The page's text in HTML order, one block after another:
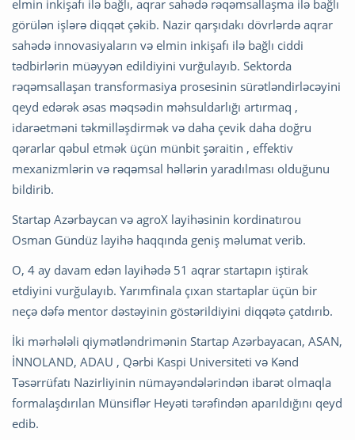
elmin inkişafı ilə bağlı, aqrar sahədə rəqəmsallaşma ilə bağlı
görülən işlərə diqqət çəkib. Nazir qarşıdakı dövrlərdə aqrar
sahədə innovasiyaların və elmin inkişafı ilə bağlı ciddi
tədbirlərin müəyyən edildiyini vurğulayıb. Sektorda
rəqəmsallaşan transformasiya prosesinin sürətləndirləcəyini
qeyd edərək əsas məqsədin məhsuldarlığı artırmaq ,
idarəetməni təkmilləşdirmək və daha çevik daha doğru
qərarlar qəbul etmək üçün münbit şəraitin , effektiv
mexanizmlərin və rəqəmsal həllərin yaradılması olduğunu
bildirib.
Startap Azərbaycan və agroX layihəsinin kordinatırou
Osman Gündüz layihə haqqında geniş məlumat verib.
O, 4 ay davam edən layihədə 51 aqrar startapın iştirak
etdiyini vurğulayıb. Yarımfinala çıxan startaplar üçün bir
neçə dəfə mentor dəstəyinin göstərildiyini diqqətə çatdırıb.
İki mərhələli qiymətləndrimənin Startap Azərbayacan, ASAN,
İNNOLAND, ADAU , Qərbi Kaspi Universiteti və Kənd
Təsərrüfatı Nazirliyinin nümayəndələrindən ibarət olmaqla
formalaşdırılan Münsiflər Heyəti tərəfindən aparıldığını qeyd
edib.